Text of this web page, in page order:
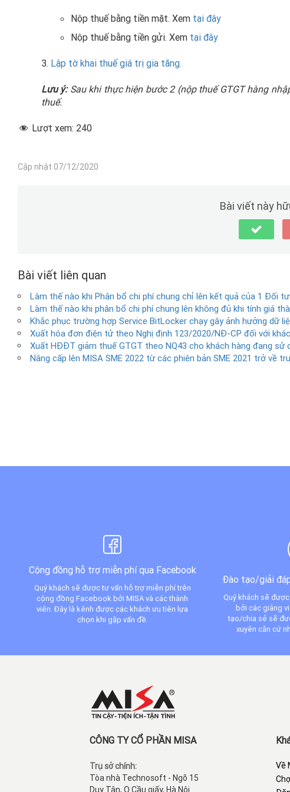
Nộp thuế bằng tiền mặt. Xem tại đây
Nộp thuế bằng tiền gửi. Xem tại đây
3. Lập tờ khai thuế giá trị gia tăng.
Lưu ý:Sau khi thực hiện bước 2 (nộp thuế GTGT hàng
thuế.
Lượt xem: 240
Cập nhật 07/12/2020
Bài viết này
Bài viết liên quan
Làm thế nào khi Phân bổ chi phí chung chỉ lên kết quả của 1 Đối
Làm thế nào khi phân bổ chi phí chung lên không đủ khi tính giá
Khắc phục trường hợp Service BitLocker chạy gây ảnh hưởng dữ
Xuất hóa đơn điện tử theo Nghị định 123/2020/NĐ-CP đối với
Xuất HĐĐT giảm thuế GTGT theo NQ43 cho khách hàng đang sử
Nâng cấp lên MISA SME 2022 từ các phiên bản SME 2021 trở về
Cộng đồng hỗ trợ miễn phí qua Facebook
Quý khách sẽ được tư vấn hỗ trợ miễn phí trên
cộng đồng Facebook bởi MISA và các thành
viên. Đây là kênh được các khách ưu tiên lựa
chọn khi gặp vấn đề.
Đào tạo/giải
Quý khách sẽ
bởi các giảng
tạo/chia sẻ sẽ
xuyên căn cứ
CÔNG TY CỔ PHẦN MISA
Trụ sở chính:
Tòa nhà Technosoft - Ngõ 15
Duy Tân, Q.Cầu giấy, Hà Nội
Về